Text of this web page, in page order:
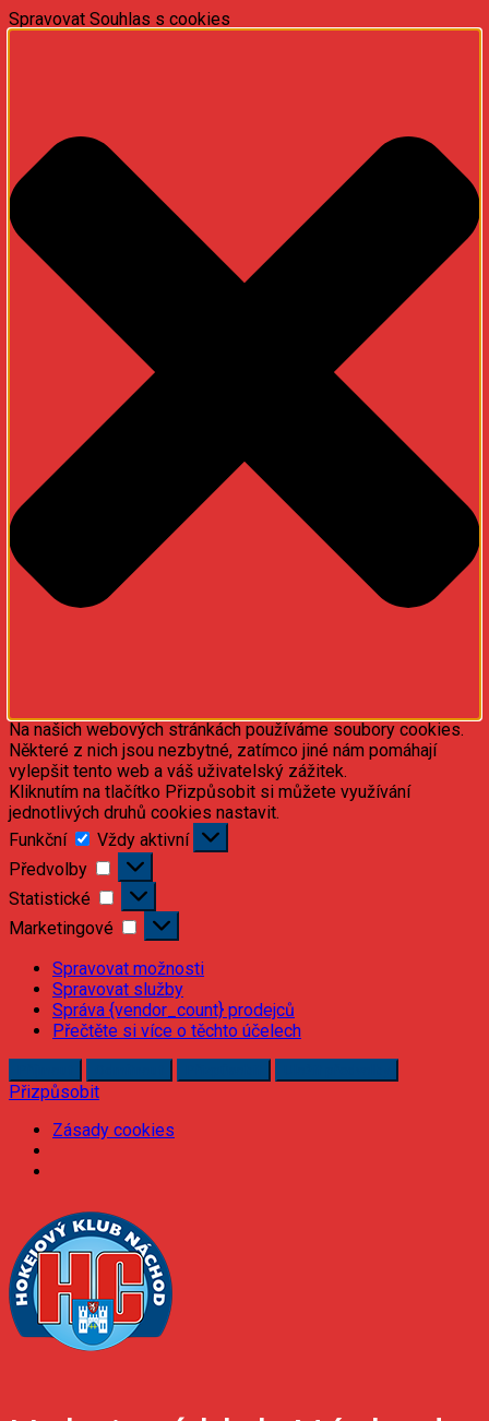
Spravovat Souhlas s cookies
Na našich webových stránkách používáme soubory cookies.
Některé z nich jsou nezbytné, zatímco jiné nám pomáhají
vylepšit tento web a váš uživatelský zážitek.
Kliknutím na tlačítko Přizpůsobit si můžete využívání
jednotlivých druhů cookies nastavit.
Funkční
Funkční
Vždy aktivní
Předvolby
Předvolby
Statistické
Statistické
Marketingové
Marketingové
Spravovat možnosti
Spravovat služby
Správa {vendor_count} prodejců
Přečtěte si více o těchto účelech
Přizpůsobit
Zásady cookies
content